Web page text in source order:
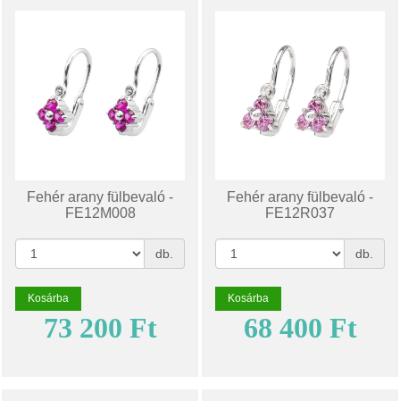
Fehér arany fülbevaló -
FE12M008
db.
Kosárba
73 200 Ft
Fehér arany fülbevaló -
FE12R037
db.
Kosárba
68 400 Ft